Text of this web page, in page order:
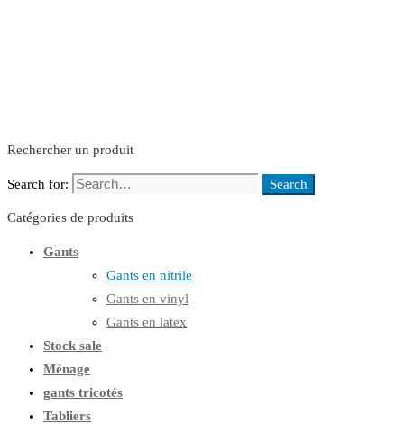
Rechercher un produit
Search for: Search
Catégories de produits
Gants
Gants en nitrile
Gants en vinyl
Gants en latex
Stock sale
Ménage
gants tricotés
Tabliers